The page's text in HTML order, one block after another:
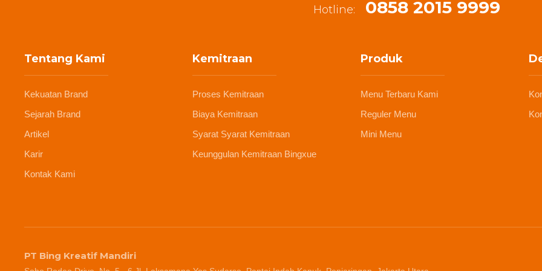
Hotline: 0858 2015 9999
Tentang Kami
Kekuatan Brand
Sejarah Brand
Artikel
Karir
Kontak Kami
Kemitraan
Proses Kemitraan
Biaya Kemitraan
Syarat Syarat Kemitraan
Keunggulan Kemitraan Bingxue
Produk
Menu Terbaru Kami
Reguler Menu
Mini Menu
PT Bing Kreatif Mandiri